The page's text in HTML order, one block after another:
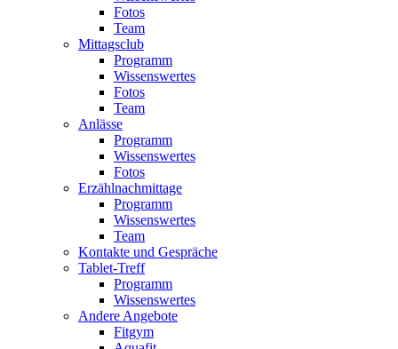
Fotos
Team
Mittagsclub
Programm
Wissenswertes
Fotos
Team
Anlässe
Programm
Wissenswertes
Fotos
Erzählnachmittage
Programm
Wissenswertes
Team
Kontakte und Gespräche
Tablet-Treff
Programm
Wissenswertes
Andere Angebote
Fitgym